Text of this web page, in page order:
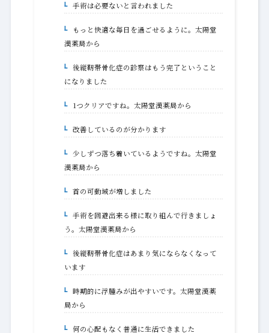
1-1.手術は必要ないと言われました
1-1-1.もっと快適な毎日を過ごせるように。太陽堂
漢薬局から
1-2.後縦靭帯骨化症の診察はもう完了ということ
になりました
1-2-1.
1つクリアですね。太陽堂漢薬局から
1-3.改善しているのが分かります
1-3-1.
少しずつ落ち着いているようですね。太陽堂
漢薬局から
1-4.首の可動域が増しました
1-4-1.
手術を回避出来る様に取り組んで行きましょ
う。太陽堂漢薬局から
1-5.後縦靭帯骨化症はあまり気にならなくなって
います
1-5-1.
時期的に浮腫みが出やすいです。太陽堂漢薬
局から
1-6.何の心配もなく普通に生活できました